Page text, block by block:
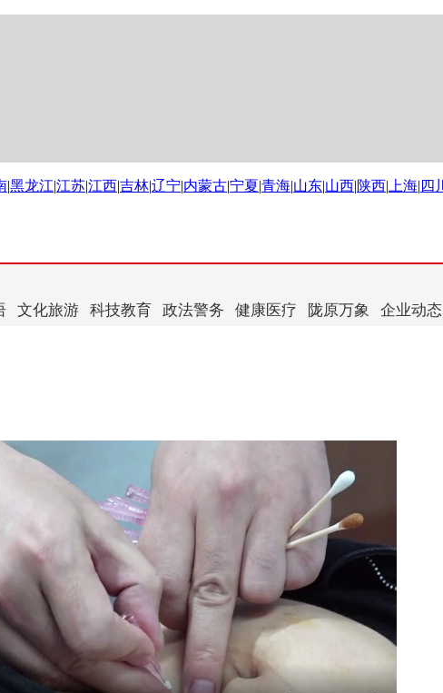
|黑龙江|江苏|江西|吉林|辽宁|内蒙古|宁夏|青海|山东|山西|陕西| 上海| 四川
文化旅游 科技教育 政法警务 健康医疗 陇原万象 企业动态